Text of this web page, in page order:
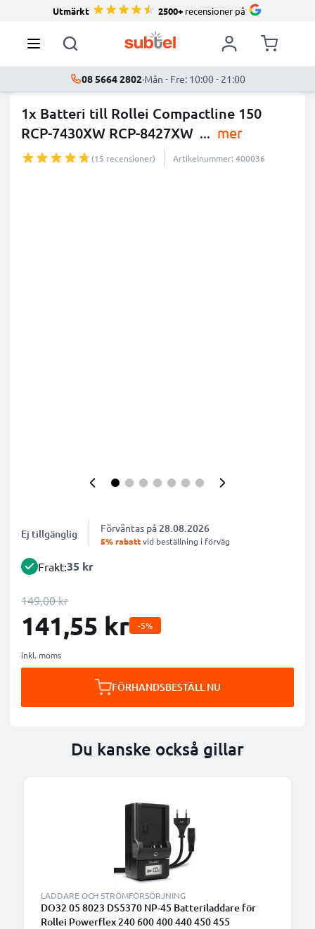
Utmärkt 2500+ recensioner på
08 5664 2802·Mån - Fre: 10:00 - 21:00
1x Batteri till Rollei Compactline 150
RCP-7430XW RCP-8427XW ... mer
(15 recensioner) Artikelnummer: 400036
Ej tillgänglig Förväntas på 28.08.2026
5% rabattvid beställning i förväg
Frakt:35 kr
149,00 kr
141,55 kr -5%
inkl. moms
FÖRHANDSBESTÄLL NU
Du kanske också gillar
LADDARE OCH STRÖMFÖRSÖRJNING
DO32 05 8023 DS5370 NP-45 Batteriladdare för
Rollei Powerflex 240 600 400 440 450 455